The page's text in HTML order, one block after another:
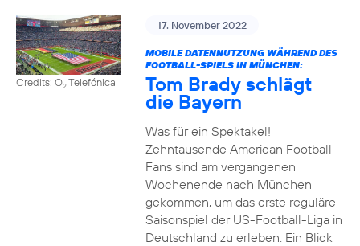
Credits: O2Telefónica
17. November 2022
MOBILE DATENNUTZUNG WÄHREND DES
FOOTBALL-SPIELS IN MÜNCHEN:
Tom Brady schlägt
die Bayern
Was für ein Spektakel!
Zehntausende American Football-
Fans sind am vergangenen
Wochenende nach München
gekommen, um das erste reguläre
Saisonspiel der US-Football-Liga in
Deutschland zu erleben. Ein Blick